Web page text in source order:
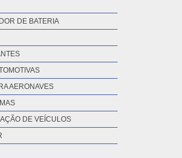
DE BATERIA
AERONAVES
DE VEÍCULOS